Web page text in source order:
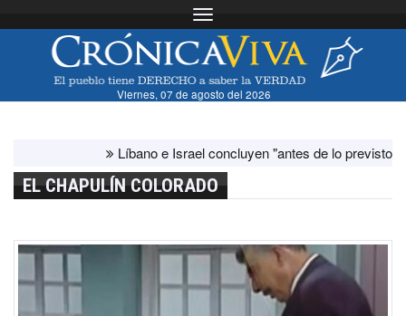
Toggle navigation
Viernes, 07 de agosto del 2026
Líbano e Israel concluyen "antes de lo previsto"
EL CHAPULÍN COLORADO